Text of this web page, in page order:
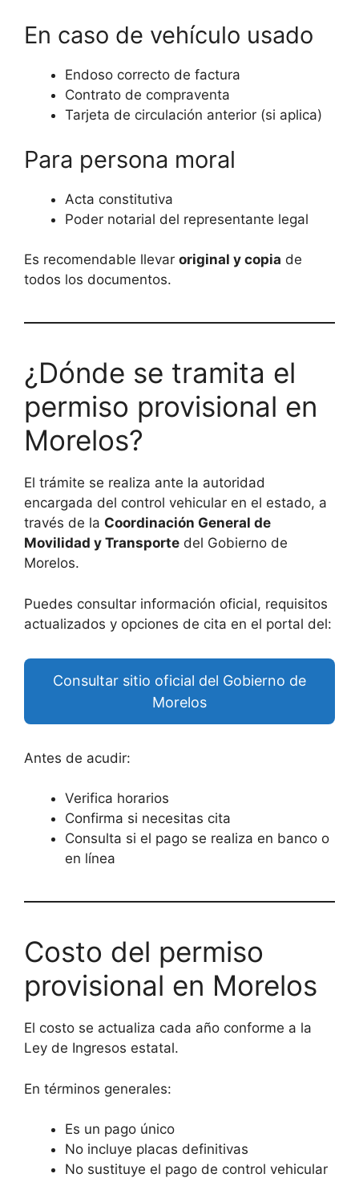
En caso de vehículo usado
Endoso correcto de factura
Contrato de compraventa
Tarjeta de circulación anterior (si aplica)
Para persona moral
Acta constitutiva
Poder notarial del representante legal
Es recomendable llevar original y copia de
todos los documentos.
¿Dónde se tramita el
permiso provisional en
Morelos?
El trámite se realiza ante la autoridad
encargada del control vehicular en el estado, a
través de la Coordinación General de
Movilidad y Transporte del Gobierno de
Morelos.
Puedes consultar información oficial, requisitos
actualizados y opciones de cita en el portal del:
Consultar sitio oficial del Gobierno de
Morelos
Antes de acudir:
Verifica horarios
Confirma si necesitas cita
Consulta si el pago se realiza en banco o
en línea
Costo del permiso
provisional en Morelos
El costo se actualiza cada año conforme a la
Ley de Ingresos estatal.
En términos generales:
Es un pago único
No incluye placas definitivas
No sustituye el pago de control vehicular